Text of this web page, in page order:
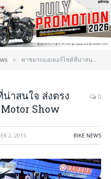
» พาชมรถมอเตอร์ไซค์ที่น่าสนใจ ส่งตรงจากงาน 2015 Tokyo Motor Show
าสนใจ ส่งตรง
Motor Show
0
2, 2015 BIKE NEWS